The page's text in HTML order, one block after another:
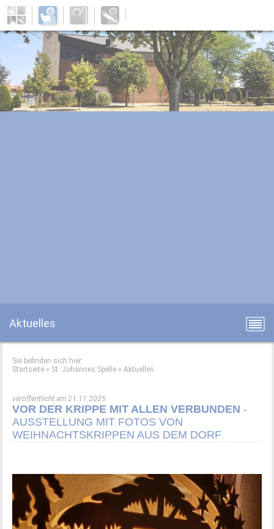
Aktuelles
Sie befinden sich hier:
Startseite » St. Johannes Spelle »Aktuelles
veröffentlicht am 21.11.2025
VOR DER KRIPPE MIT ALLEN VERB​UNDEN -
AUSSTELLUNG MIT FOTOS VON
WEIHNACHTSKRIPPEN AUS DEM DORF